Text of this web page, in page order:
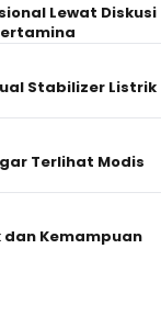
Lewat Diskusi
Stabilizer Listrik
Terlihat Modis
dan Kemampuan